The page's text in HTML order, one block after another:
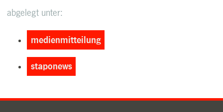
abgelegt unter:
medienmitteilung
staponews